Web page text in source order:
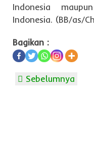
Indonesia
Indonesia. (BB/as/
Bagikan :
Sebelumnya